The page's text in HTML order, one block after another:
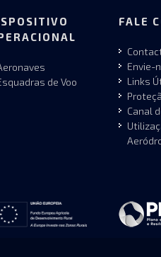
de Voo
FALE
Envie-
Links
Canal